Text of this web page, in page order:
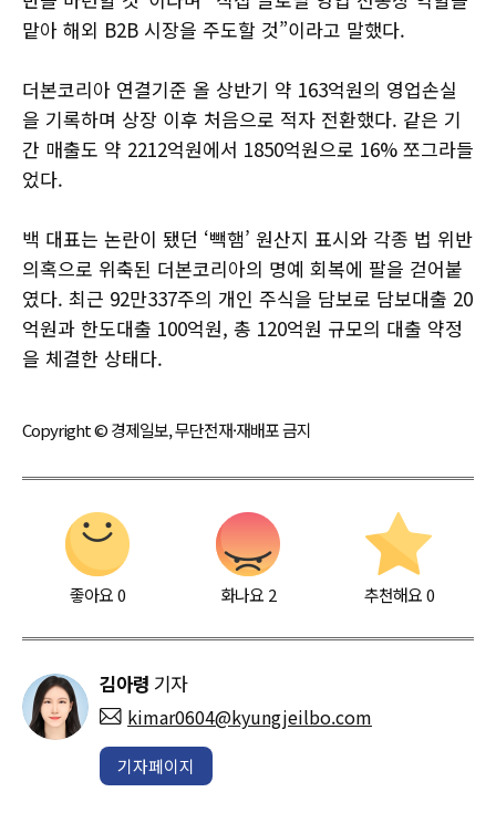
맡아 해외 B2B 시장을 주도할 것”이라고 말했다.
더본코리아 연결기준 올 상반기 약 163억원의 영업손실
을 기록하며 상장 이후 처음으로 적자 전환했다. 같은 기
간 매출도 약 2212억원에서 1850억원으로 16% 쪼그라들
었다.
백 대표는 논란이 됐던 ‘빽햄’ 원산지 표시와 각종 법 위반
의혹으로 위축된 더본코리아의 명예 회복에 팔을 걷어붙
였다. 최근 92만337주의 개인 주식을 담보로 담보대출 20
억원과 한도대출 100억원, 총 120억원 규모의 대출 약정
을 체결한 상태다.
Copyright © 경제일보, 무단전재·재배포 금지
좋아요0 화나요 2 추천해요 0
김아령 기자
kimar0604@kyungjeilbo.com
기자페이지